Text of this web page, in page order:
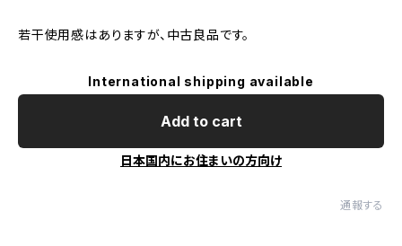
若干使用感はありますが、中古良品です。
International shipping available
Add to cart
日本国内にお住まいの方向け
通報する